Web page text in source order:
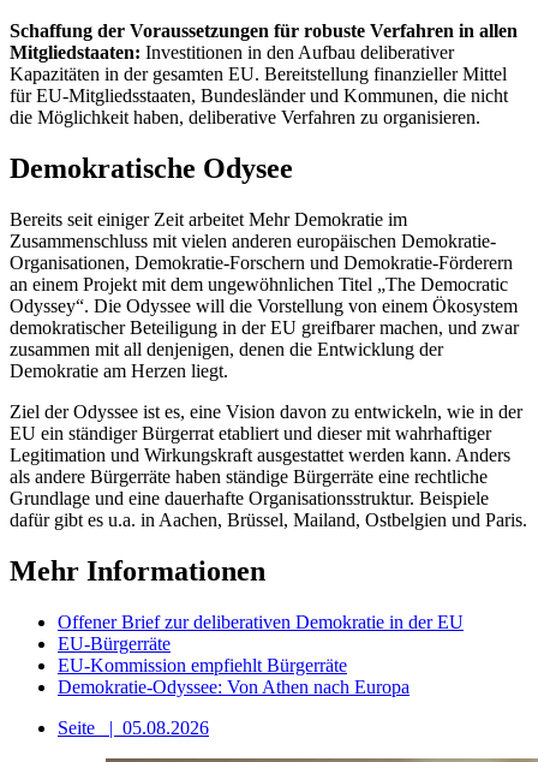
Schaffung der Voraussetzungen für robuste Verfahren in allen
Mitgliedstaaten: Investitionen in den Aufbau deliberativer
Kapazitäten in der gesamten EU. Bereitstellung finanzieller Mittel
für EU-Mitgliedsstaaten, Bundesländer und Kommunen, die nicht
die Möglichkeit haben, deliberative Verfahren zu organisieren.
Demokratische Odysee
Bereits seit einiger Zeit arbeitet Mehr Demokratie im
Zusammenschluss mit vielen anderen europäischen Demokratie-
Organisationen, Demokratie-Forschern und Demokratie-Förderern
an einem Projekt mit dem ungewöhnlichen Titel „The Democratic
Odyssey“. Die Odyssee will die Vorstellung von einem Ökosystem
demokratischer Beteiligung in der EU greifbarer machen, und zwar
zusammen mit all denjenigen, denen die Entwicklung der
Demokratie am Herzen liegt.
Ziel der Odyssee ist es, eine Vision davon zu entwickeln, wie in der
EU ein ständiger Bürgerrat etabliert und dieser mit wahrhaftiger
Legitimation und Wirkungskraft ausgestattet werden kann. Anders
als andere Bürgerräte haben ständige Bürgerräte eine rechtliche
Grundlage und eine dauerhafte Organisationsstruktur. Beispiele
dafür gibt es u.a. in Aachen, Brüssel, Mailand, Ostbelgien und Paris.
Mehr Informationen
Offener Brief zur deliberativen Demokratie in der EU
EU-Bürgerräte
EU-Kommission empfiehlt Bürgerräte
Demokratie-Odyssee: Von Athen nach Europa
Seite
| 05.08.2026